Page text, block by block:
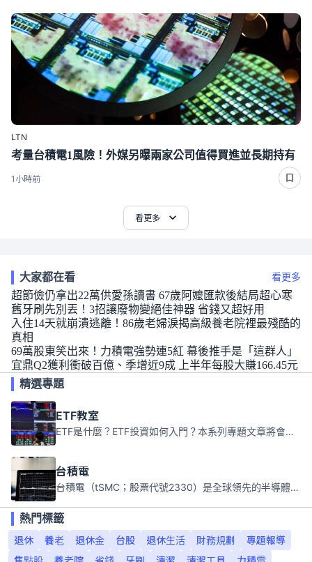
LTN
考量台積電1風險！外媒另曝兩家公司值得買進並長期持有
1小時前
看更多
大家都在看 看更多
超節儉仍拿出22萬供愛孫讀書 67歲阿嬤匯款後結局超心寒
舊牙刷先別丟！3招讓廢物變絕佳神器 省錢又超好用
入住14天就崩潰逃離！86歲老婦淚揭高級養老院裡最殘酷的
真相
69萬股東笑出來！力積電強勢連5紅 幕後推手是「這群人」
宜鼎Q2獲利衝破百億、季增近9成 上半年每股大賺166.45元
精選專題
ETF教室
ETF是什麼？ETF投資如何入門？本系列專題文章將會告訴你新手必須知道的ETF基礎知識。
台積電
台積電（tSMC；股票代號2330）是全球領先的半導體代工公司，成立於1987年，總部位於台灣新竹。且已於美國、日本、德國及中國設廠，台積電是全球首家專業積體電路製造服務公司，也是全球最先進和最大規模的半導體代工廠。
熱門標籤
退休
養老 退休金 台股 退休生活 財務規劃
專題報導